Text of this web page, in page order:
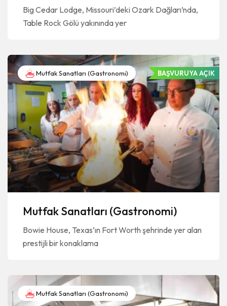
Big Cedar Lodge, Missouri’deki Ozark Dağları’nda,
Table Rock Gölü yakınında yer
Mutfak Sanatları (Gastronomi) BAŞVURUYA AÇIK
Mutfak Sanatları (Gastronomi)
Bowie House, Texas’ın Fort Worth şehrinde yer alan
prestijli bir konaklama
Mutfak Sanatları (Gastronomi)